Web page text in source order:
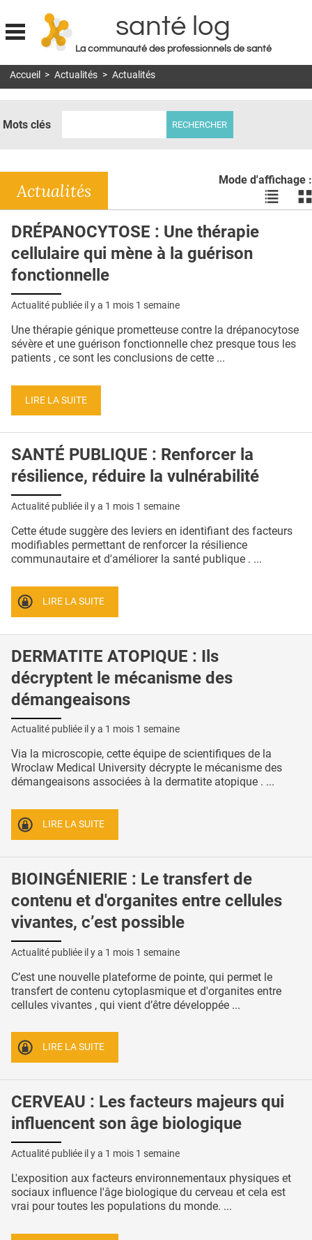
Jump to navigation
santé log
La communauté des professionnels de santé
MON COMPTE
DOSSIERS
RÉSEAUX
E-REVUE SAD
L'APP
PUBLICITÉ
CONTACT
Accueil > Actualités > Actualités
Mots clés
Mode d'affichage :
Voir
les
les
Actualités
DRÉPANOCYTOSE : Une thérapie
cellulaire qui mène à la guérison
fonctionnelle
Actualité publiée il y a 1 mois 1 semaine
Une thérapie génique prometteuse contre la drépanocytose
sévère et une guérison fonctionnelle chez presque tous les
patients , ce sont les conclusions de cette ...
LIRE LA SUITE
SANTÉ PUBLIQUE : Renforcer la
résilience, réduire la vulnérabilité
Actualité publiée il y a 1 mois 1 semaine
Cette étude suggère des leviers en identifiant des facteurs
modifiables permettant de renforcer la résilience
communautaire et d'améliorer la santé publique . ...
LIRE LA SUITE
DERMATITE ATOPIQUE : Ils
décryptent le mécanisme des
démangeaisons
Actualité publiée il y a 1 mois 1 semaine
Via la microscopie, cette équipe de scientifiques de la
Wroclaw Medical University décrypte le mécanisme des
démangeaisons associées à la dermatite atopique . ...
LIRE LA SUITE
BIOINGÉNIERIE : Le transfert de
contenu et d'organites entre cellules
vivantes, c’est possible
Actualité publiée il y a 1 mois 1 semaine
C’est une nouvelle plateforme de pointe, qui permet le
transfert de contenu cytoplasmique et d'organites entre
cellules vivantes , qui vient d’être développée ...
LIRE LA SUITE
CERVEAU : Les facteurs majeurs qui
influencent son âge biologique
Actualité publiée il y a 1 mois 1 semaine
L'exposition aux facteurs environnementaux physiques et
sociaux influence l'âge biologique du cerveau et cela est
vrai pour toutes les populations du monde. ...